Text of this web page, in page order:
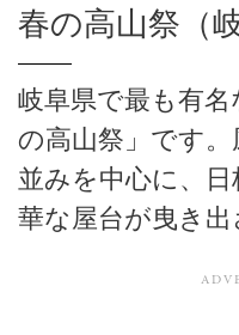
春の高山祭（岐
岐阜県で最も有
の高山祭」です
並みを中心に、
華な屋台が曳き出